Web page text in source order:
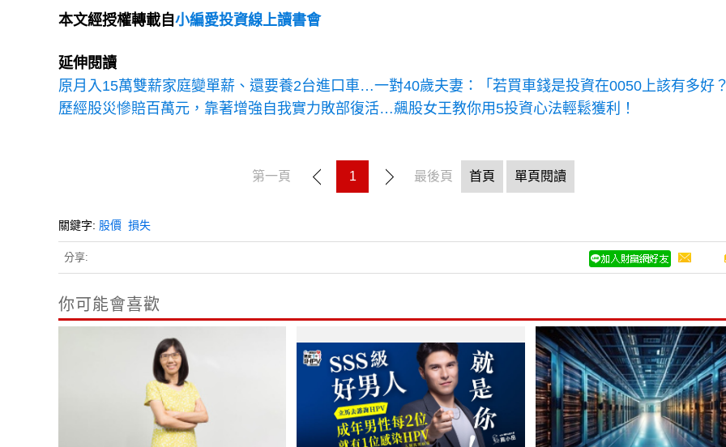
本文經授權轉載自 小編愛投資線上讀書會
延伸閱讀
原月入15萬雙薪家庭變單薪、還要養2台進口車…一對40歲夫妻：「若買車錢是投資在0050上該有多好？
歷經股災慘賠百萬元，靠著增強自我實力敗部復活…飆股女王教你用5投資心法輕鬆獲利！
第一頁 1 最後頁 首頁 單頁閱讀
關鍵字: 股價 損失
分享:
你可能會喜歡